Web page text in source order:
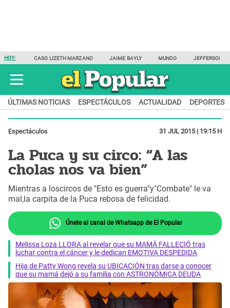
HOY: CASO LIZETH MARZANO JAIME BAYLY MUNDO JEFFERSON
ÚLTIMAS NOTICIAS ESPECTÁCULOS ACTUALIDAD DEPORTES
Espectáculos 31 JUL 2015 | 19:15 H
La Puca y su circo: “A las
cholas nos va bien”
Mientras a loscircos de "Esto es guerra"y"Combate" le va
mal,la carpita de la Puca rebosa de felicidad.
Únete al canal de Whatsapp de El Popular
Melissa Loza LLORA al revelar que su MAMÁ FALLECIÓ tras
luchar contra el cáncer y le dedican EMOTIVA DESPEDIDA
Hija de Patty Wong revela su UBICACIÓN tras darse a conocer
que su mamá dejó a su familia con ASTRONÓMICA DEUDA